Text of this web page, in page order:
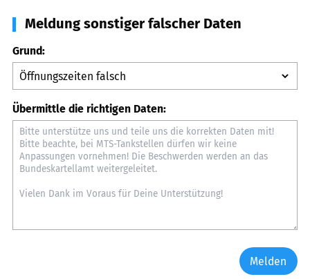
Meldung sonstiger falscher Daten
Grund:
Übermittle die richtigen Daten:
Melden